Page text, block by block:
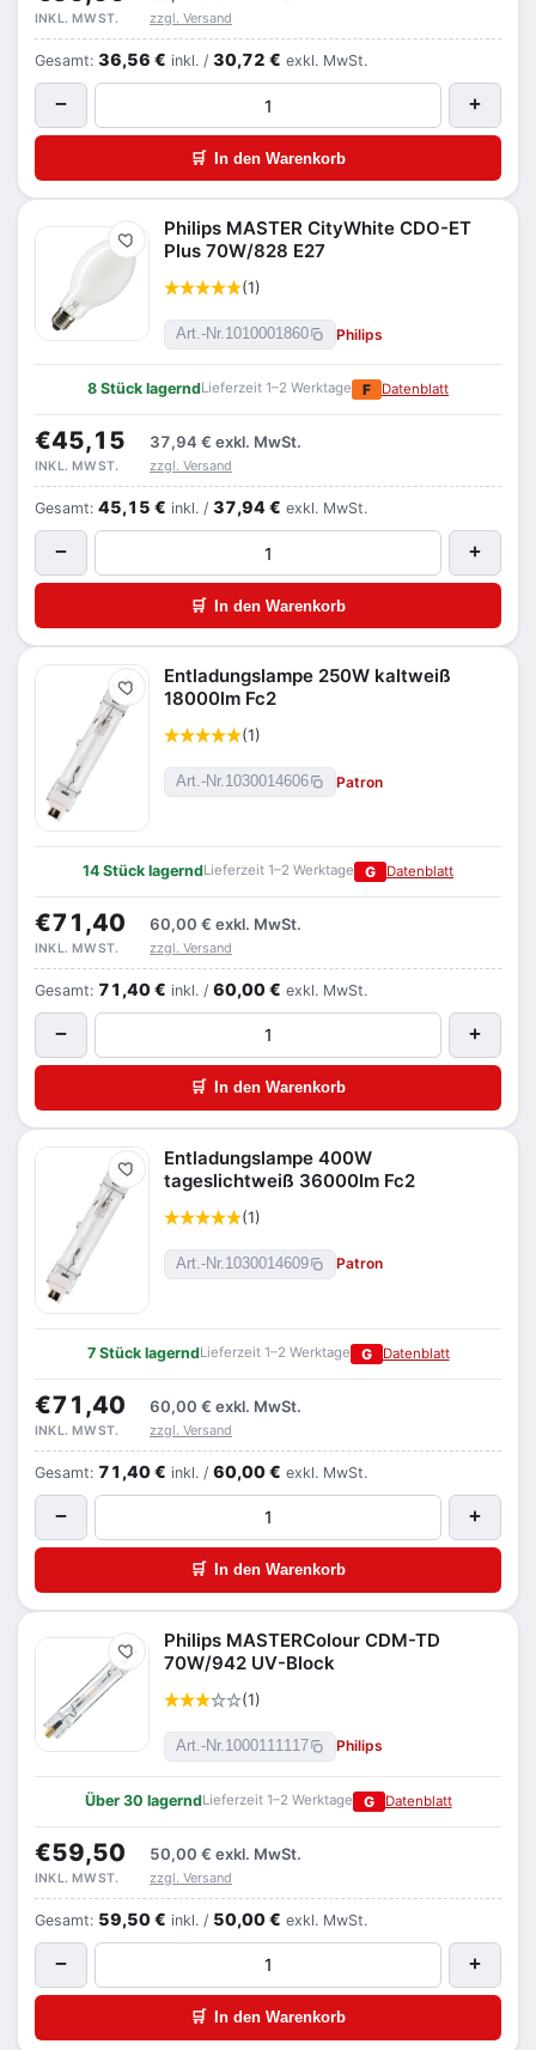
INKL. MWST. zzgl. Versand
Gesamt: 36,56 € inkl. / 30,72 € exkl. MwSt.
− +
🛒 In den Warenkorb
Merken
Philips MASTER CityWhite CDO-ET
Plus 70W/828 E27
(1)
Art.-Nr.1010001860 Philips
8 Stück lagerndLieferzeit 1–2 Werktage F Datenblatt
€45,15 37,94 € exkl. MwSt.
INKL. MWST. zzgl. Versand
Gesamt: 45,15 € inkl. / 37,94 € exkl. MwSt.
− +
🛒 In den Warenkorb
Merken
Entladungslampe 250W kaltweiß
18000lm Fc2
(1)
Art.-Nr.1030014606 Patron
14 Stück lagerndLieferzeit 1–2 Werktage G Datenblatt
€71,40 60,00 € exkl. MwSt.
INKL. MWST. zzgl. Versand
Gesamt: 71,40 € inkl. / 60,00 € exkl. MwSt.
− +
🛒 In den Warenkorb
Merken
Entladungslampe 400W
tageslichtweiß 36000lm Fc2
(1)
Art.-Nr.1030014609 Patron
7 Stück lagerndLieferzeit 1–2 Werktage G Datenblatt
€71,40 60,00 € exkl. MwSt.
INKL. MWST. zzgl. Versand
Gesamt: 71,40 € inkl. / 60,00 € exkl. MwSt.
− +
🛒 In den Warenkorb
Merken
Philips MASTERColour CDM-TD
70W/942 UV-Block
(1)
Art.-Nr. 1000111117 Philips
Über 30 lagerndLieferzeit 1–2 Werktage G Datenblatt
€59,50 50,00 € exkl. MwSt.
INKL. MWST. zzgl. Versand
Gesamt: 59,50 € inkl. / 50,00 € exkl. MwSt.
− +
🛒 In den Warenkorb